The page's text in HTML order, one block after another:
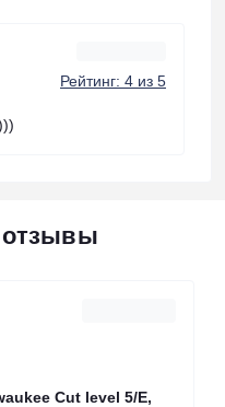
Рейтинг: 4 из 5
отзывы
Cut level 5/Е,